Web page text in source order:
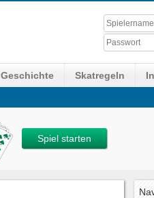
Geschichte Skatregeln
Spiel starten